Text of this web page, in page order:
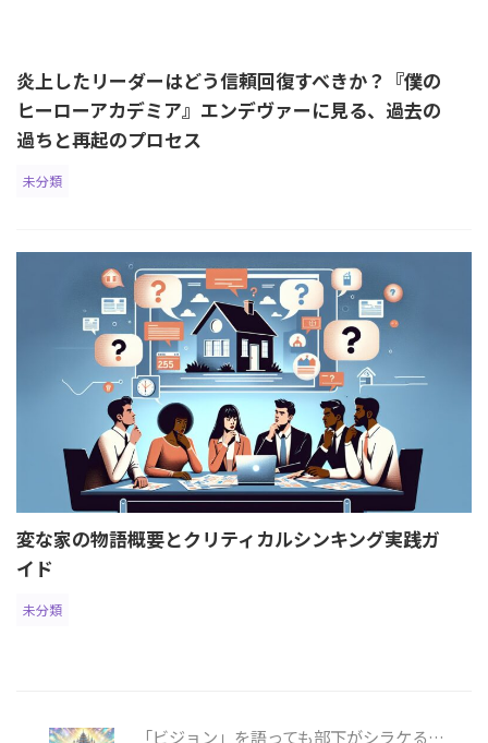
炎上したリーダーはどう信頼回復すべきか？『僕の
ヒーローアカデミア』エンデヴァーに見る、過去の
過ちと再起のプロセス
未分類
変な家の物語概要とクリティカルシンキング実践ガ
イド
未分類
「ビジョン」を語っても部下がシラケる…